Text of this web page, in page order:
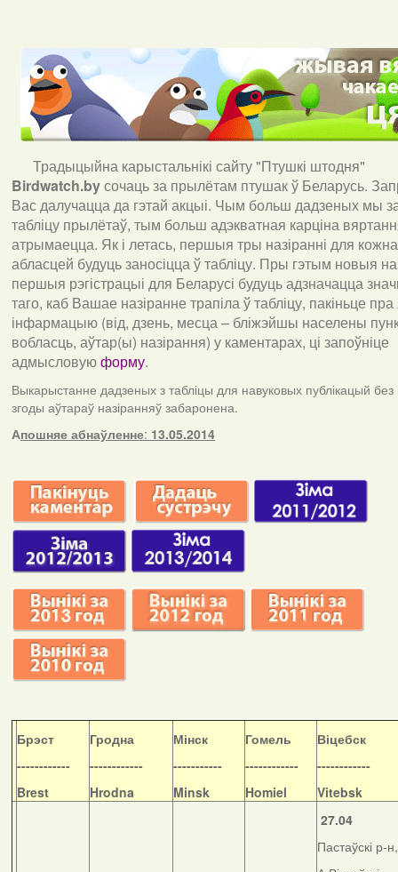
Традыцыйна карыстальнікі сайту "Птушкі штодня"
Birdwatch.byсочаць за прылётам птушак ў Беларусь.
Вас далучацца да гэтай акцыі. Чым больш дадзеных мы
табліцу прылётаў, тым больш адэкватная карціна
атрымаецца. Як і летась, першыя тры назіранні для
абласцей будуць заносіцца ў табліцу. Пры гэтым новыя
першыя рэгістрацыі для Беларусі будуць адзначацца
таго, каб Вашае назіранне трапіла ў табліцу, пакіньце пра
інфармацыю (від, дзень, месца – бліжэйшы населены
вобласць, аўтар(ы) назірання) у каментарах, ці запоўніце
адмысловуюформу.
Выкарыстанне дадзеных з табліцы для навуковых публікацый без
згоды аўтараў назіранняў забаронена.
Апошняе абнаўленне: 13.05.2014
Брэст
------------
Brest
Гродна
------------
Hrodna
Мінск
-----------
Minsk
Гомель
------------
Homiel
Віцебск
------------
Vitebsk
27.04
Пастаўскі р-н,